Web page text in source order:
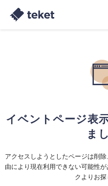
イベントページ表
ま
アクセスしようとしたページは削
由により現在利用できない可能性
クよりお探